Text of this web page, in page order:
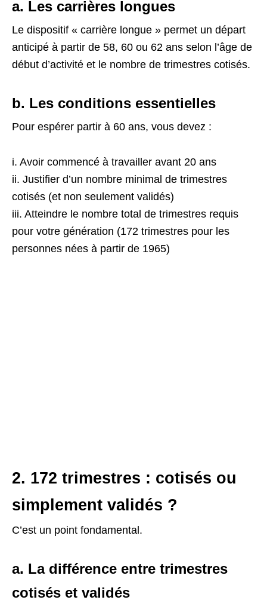
a. Les carrières longues
Le dispositif « carrière longue » permet un départ
anticipé à partir de 58, 60 ou 62 ans selon l’âge de
début d’activité et le nombre de trimestres cotisés.
b. Les conditions essentielles
Pour espérer partir à 60 ans, vous devez :
i. Avoir commencé à travailler avant 20 ans
ii. Justifier d’un nombre minimal de trimestres
cotisés (et non seulement validés)
iii. Atteindre le nombre total de trimestres requis
pour votre génération (172 trimestres pour les
personnes nées à partir de 1965)
2. 172 trimestres : cotisés ou
simplement validés ?
C’est un point fondamental.
a. La différence entre trimestres
cotisés et validés